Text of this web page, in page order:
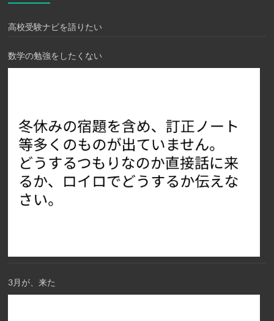
高校受験ナビを語りたい
数学の勉強をしたくない
3月が、来た